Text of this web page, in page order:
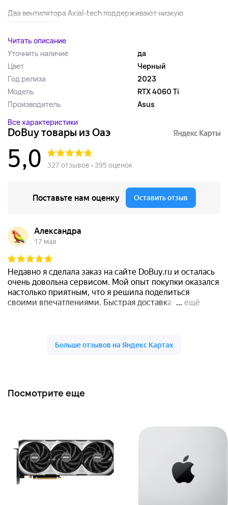
Два вентилятора Axial-tech поддерживают низкую
температуру ...
Читать описание
Уточнить наличие
да
Цвет
Черный
Год релиза
2023
Модель
RTX 4060 Ti
Производитель
Asus
Все характеристики
Посмотрите еще